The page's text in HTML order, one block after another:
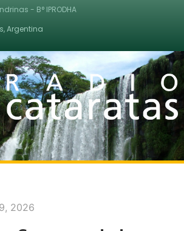
- B° IPRODHA
Argentina
2026